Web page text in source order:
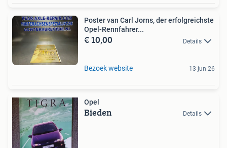
Poster van Carl Jorns, der erfolgreichste
Opel-Rennfahrer...
€ 10,00 Details
Bezoek website 13 jun 26
Opel
Bieden Details